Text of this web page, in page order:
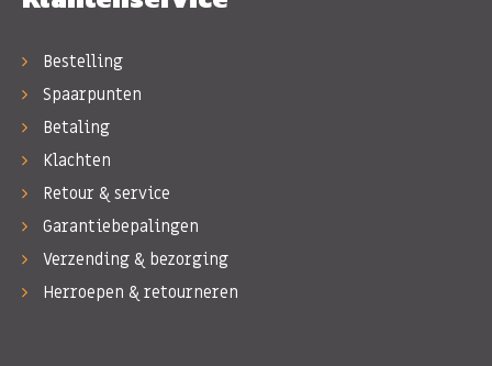
Bestelling
Spaarpunten
Betaling
Klachten
Retour & service
Garantiebepalingen
Verzending & bezorging
Herroepen & retourneren